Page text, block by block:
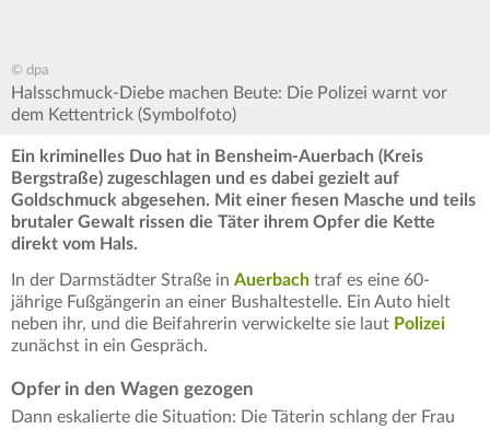
© dpa
Halsschmuck-Diebe machen Beute: Die Polizei warnt vor
dem Kettentrick (Symbolfoto)
Ein kriminelles Duo hat in Bensheim-Auerbach (Kreis
Bergstraße) zugeschlagen und es dabei gezielt auf
Goldschmuck abgesehen. Mit einer fiesen Masche und teils
brutaler Gewalt rissen die Täter ihrem Opfer die Kette
direkt vom Hals.
In der Darmstädter Straße in Auerbach traf es eine 60-
jährige Fußgängerin an einer Bushaltestelle. Ein Auto hielt
neben ihr, und die Beifahrerin verwickelte sie laut Polizei
zunächst in ein Gespräch.
Opfer in den Wagen gezogen
Dann eskalierte die Situation: Die Täterin schlang der Frau